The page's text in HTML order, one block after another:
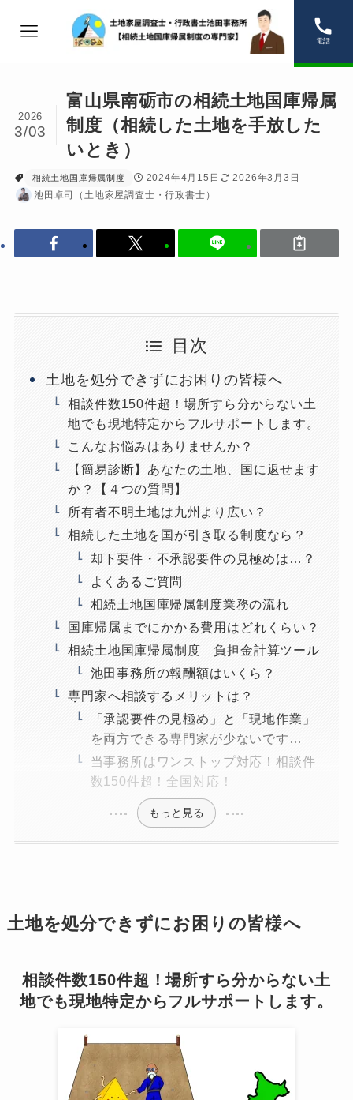
電話
富山県南砺市の相続土地国庫帰属
制度（相続した土地を手放した
いとき）
2026
3/03
相続土地国庫帰属制度 2024年4月15日
2026年3月3日
池田卓司（土地家屋調査士・行政書士）
目次
土地を処分できずにお困りの皆様へ
相談件数150件超！場所すら分からない土
地でも現地特定からフルサポートします。
こんなお悩みはありませんか？
【簡易診断】あなたの土地、国に返せます
か？【４つの質問】
所有者不明土地は九州より広い？
相続した土地を国が引き取る制度なら？
却下要件・不承認要件の見極めは…？
よくあるご質問
相続土地国庫帰属制度業務の流れ
国庫帰属までにかかる費用はどれくらい？
相続土地国庫帰属制度 負担金計算ツール
池田事務所の報酬額はいくら？
専門家へ相談するメリットは？
「承認要件の見極め」と「現地作業」
を両方できる専門家が少ないです…
当事務所はワンストップ対応！相談件
数150件超！全国対応！
もっと見る
土地を処分できずにお困りの皆様へ
相談件数150件超！場所すら分からない土
地でも現地特定からフルサポートします。